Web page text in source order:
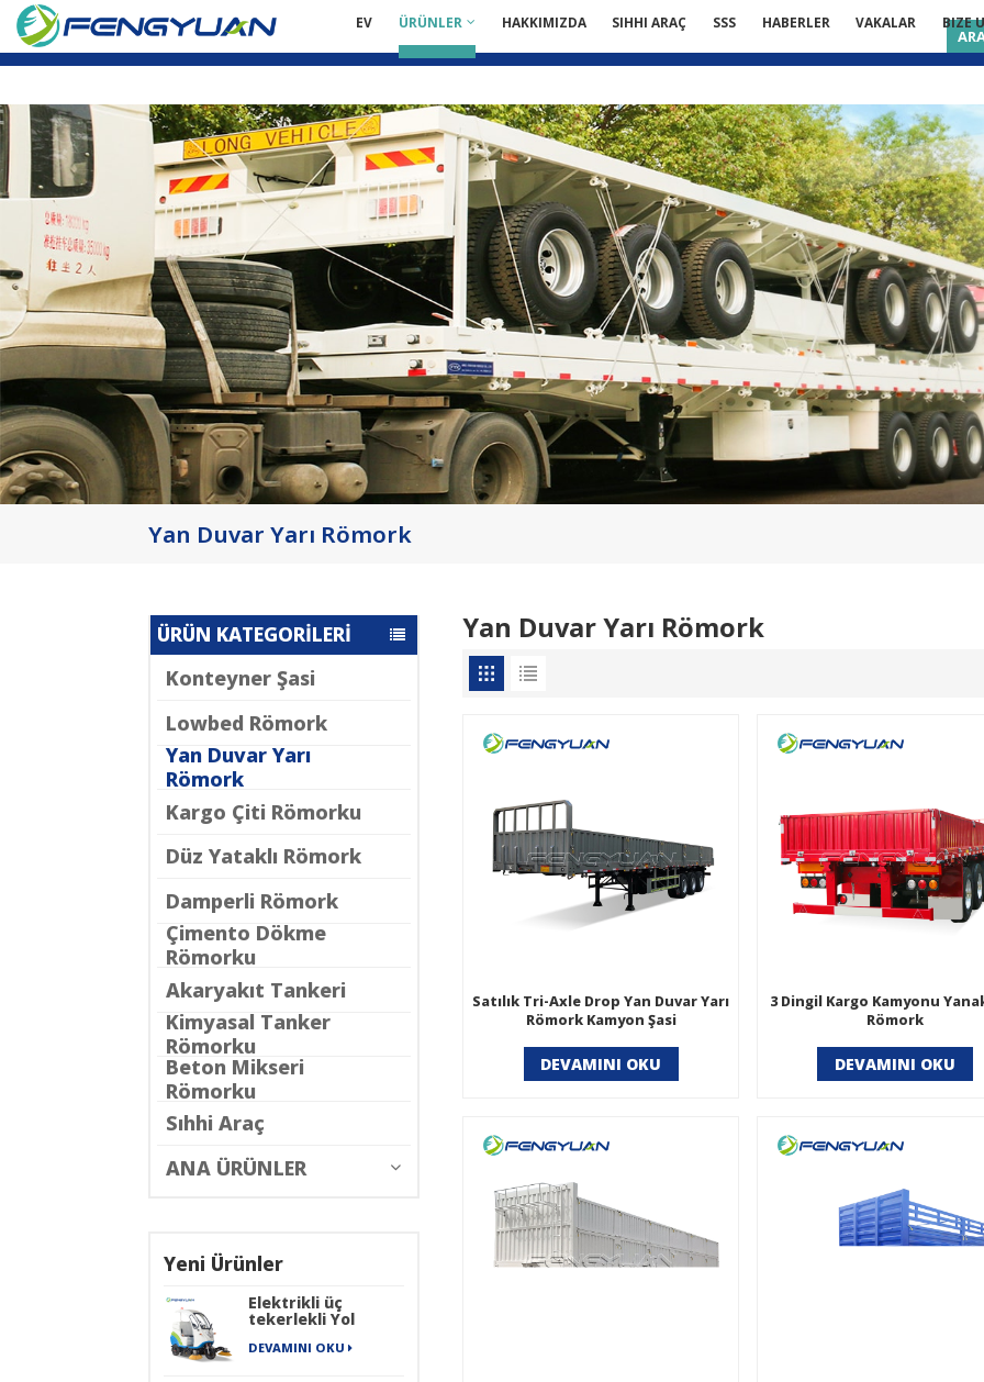
EV ÜRÜNLER HAKKIMIZDA SIHHI ARAÇ SSS HABERLER VAKALAR BIZE
Yan Duvar Yarı Römork
ÜRÜN KATEGORİLERİ
Konteyner Şasi
Lowbed Römork
Yan Duvar Yarı
Römork
Kargo Çiti Römorku
Düz Yataklı Römork
Damperli Römork
Çimento Dökme
Römorku
Akaryakıt Tankeri
Kimyasal Tanker
Römorku
Beton Mikseri
Römorku
Sıhhi Araç
ANA ÜRÜNLER
Yeni Ürünler
Elektrikli üç
tekerlekli Yol
DEVAMINI OKU
Yan Duvar Yarı Römork
Satılık Tri-Axle Drop Yan Duvar Yarı
Römork Kamyon Şasi
DEVAMINI OKU
3 Dingil Kargo Kamyonu
Römork
DEVAMINI OKU